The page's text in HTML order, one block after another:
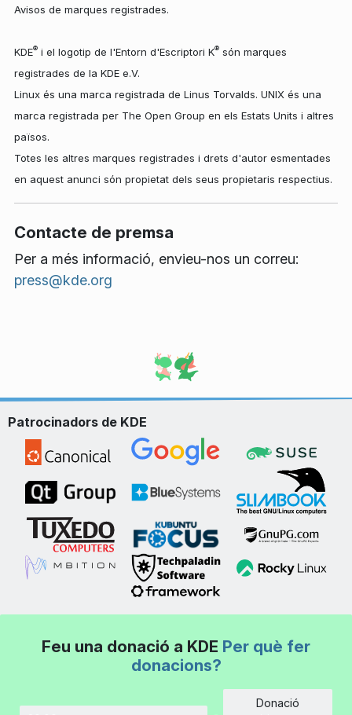
Avisos de marques registrades.
KDE® i el logotip de l'Entorn d'Escriptori K® són marques
registrades de la KDE e.V.
Linux és una marca registrada de Linus Torvalds. UNIX és una
marca registrada per The Open Group en els Estats Units i altres
països.
Totes les altres marques registrades i drets d'autor esmentades
en aquest anunci són propietat dels seus propietaris respectius.
Contacte de premsa
Per a més informació, envieu-nos un correu:
press@kde.org
Patrocinadors de KDE
Feu una donació a KDE Per què fer
donacions?
Donació